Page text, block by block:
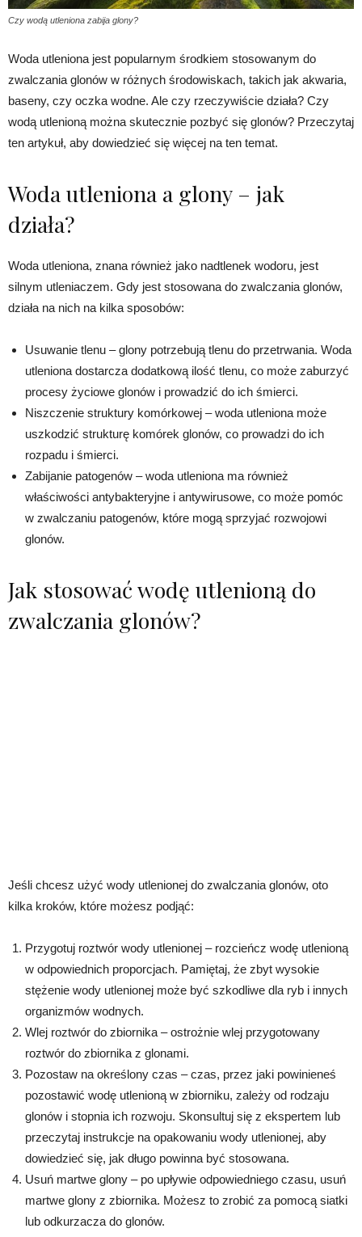
Czy wodą utleniona zabija glony?
Woda utleniona jest popularnym środkiem stosowanym do
zwalczania glonów w różnych środowiskach, takich jak akwaria,
baseny, czy oczka wodne. Ale czy rzeczywiście działa? Czy
wodą utlenioną można skutecznie pozbyć się glonów? Przeczytaj
ten artykuł, aby dowiedzieć się więcej na ten temat.
Woda utleniona a glony – jak
działa?
Woda utleniona, znana również jako nadtlenek wodoru, jest
silnym utleniaczem. Gdy jest stosowana do zwalczania glonów,
działa na nich na kilka sposobów:
Usuwanie tlenu – glony potrzebują tlenu do przetrwania. Woda
utleniona dostarcza dodatkową ilość tlenu, co może zaburzyć
procesy życiowe glonów i prowadzić do ich śmierci.
Niszczenie struktury komórkowej – woda utleniona może
uszkodzić strukturę komórek glonów, co prowadzi do ich
rozpadu i śmierci.
Zabijanie patogenów – woda utleniona ma również
właściwości antybakteryjne i antywirusowe, co może pomóc
w zwalczaniu patogenów, które mogą sprzyjać rozwojowi
glonów.
Jak stosować wodę utlenioną do
zwalczania glonów?
Jeśli chcesz użyć wody utlenionej do zwalczania glonów, oto
kilka kroków, które możesz podjąć:
Przygotuj roztwór wody utlenionej – rozcieńcz wodę utlenioną
w odpowiednich proporcjach. Pamiętaj, że zbyt wysokie
stężenie wody utlenionej może być szkodliwe dla ryb i innych
organizmów wodnych.
Wlej roztwór do zbiornika – ostrożnie wlej przygotowany
roztwór do zbiornika z glonami.
Pozostaw na określony czas – czas, przez jaki powinieneś
pozostawić wodę utlenioną w zbiorniku, zależy od rodzaju
glonów i stopnia ich rozwoju. Skonsultuj się z ekspertem lub
przeczytaj instrukcje na opakowaniu wody utlenionej, aby
dowiedzieć się, jak długo powinna być stosowana.
Usuń martwe glony – po upływie odpowiedniego czasu, usuń
martwe glony z zbiornika. Możesz to zrobić za pomocą siatki
lub odkurzacza do glonów.